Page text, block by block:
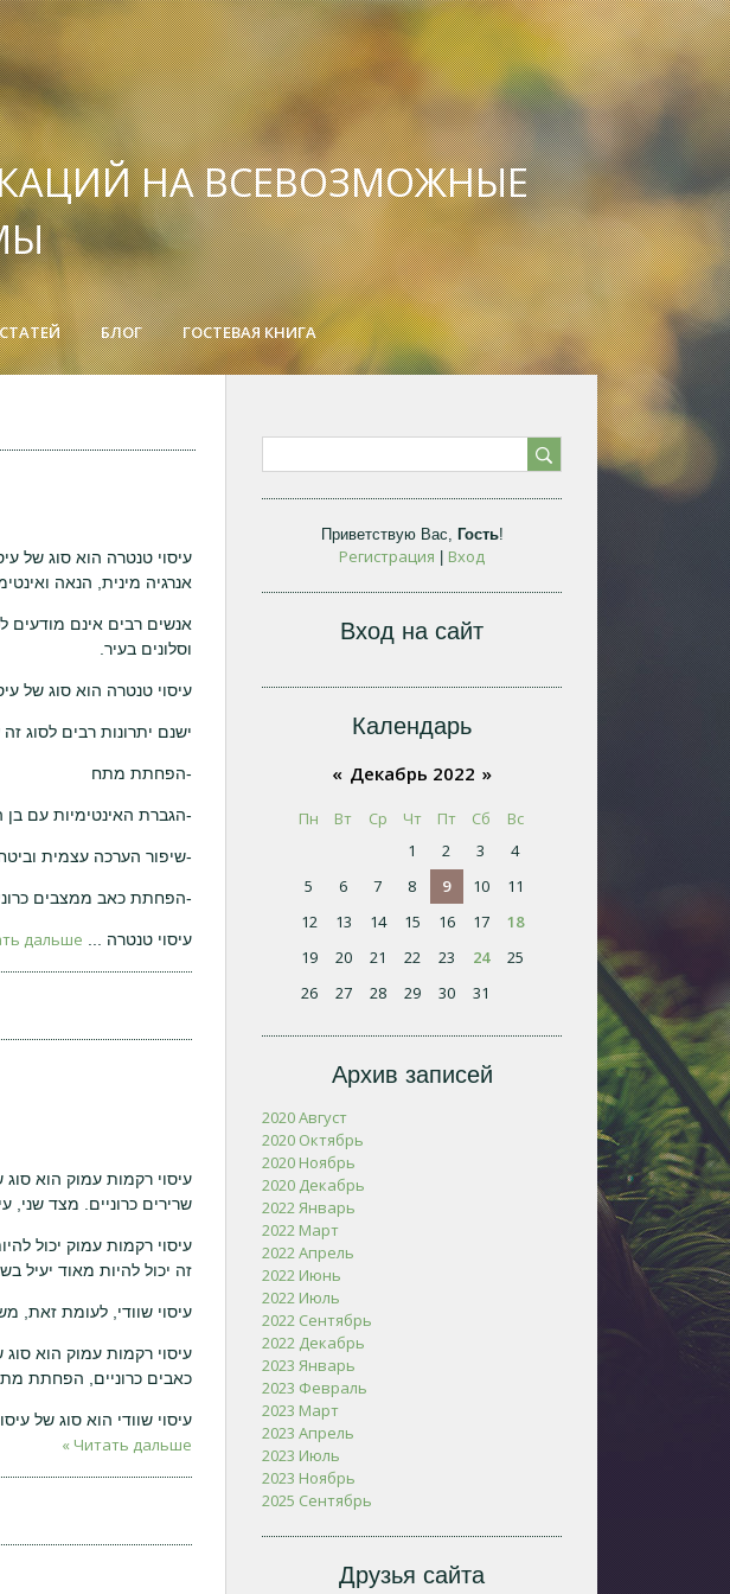
НА ВСЕВОЗМОЖНЫЕ
БЛОГ ГОСТЕВАЯ КНИГА
עיסוי טנטרה הוא סוג של
אנרגיה מינית, הנאה
אנשים רבים אינם מודעים
וסלונים בעיר.
עיסוי טנטרה הוא סוג של
ישנם יתרונות רבים לסוג זה
-הפחתת מתח
-הגברת האינטימיות עם בן
-שיפור הערכה עצמית
-הפחתת כאב ממצבים
עיסוי טנטרה дальше »
עיסוי רקמות עמוק הוא
שרירים כרוניים. מצד שני,
עיסוי רקמות עמוק יכול
זה יכול להיות מאוד יעיל
עיסוי שוודי, לעומת זאת,
עיסוי רקמות עמוק הוא
כאבים כרוניים, הפחתת
עיסוי שוודי הוא סוג של
Читать дальше »
Приветствую Вас, Гость!
Регистрация Вход
Вход на сайт
Календарь
« Декабрь 2022 »
Пн Вт Ср Чт Пт Сб
Вс
1
2 3
4
5
6 7 8 9 10
11
12
13 14 15 16 17
18
19
20 21 22 23 24
25
26
27 28 29 30 31
Архив записей
2020 Август
2020 Октябрь
2020 Ноябрь
2020 Декабрь
2022 Январь
2022 Март
2022 Апрель
2022 Июнь
2022 Июль
2022 Сентябрь
2022 Декабрь
2023 Январь
2023 Февраль
2023 Март
2023 Апрель
2023 Июль
2023 Ноябрь
2025 Сентябрь
Друзья сайта